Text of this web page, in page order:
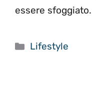
essere sfoggiato.
Categorie
Lifestyle